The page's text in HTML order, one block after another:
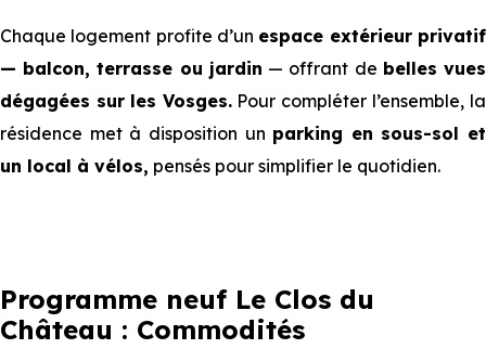
Chaque logement profite d’un espace extérieur privatif
— balcon, terrasse ou jardin — offrant de belles vues
dégagées sur les Vosges.Pour compléter l’ensemble, la
résidence met à disposition un parking en sous-sol et
un local à vélos, pensés pour simplifier le quotidien.
Programme neuf Le Clos du
Château : Commodités